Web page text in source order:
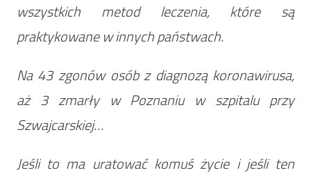
wszystkich metod leczenia, które są
praktykowane w innych państwach.
Na 43 zgonów osób z diagnozą koronawirusa,
aż 3 zmarły w Poznaniu w szpitalu przy
Szwajcarskiej…
Jeśli to ma uratować komuś życie i jeśli ten